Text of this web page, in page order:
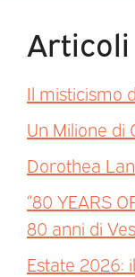
Il misticismo
Un Milione di
Dorothea
“80 YEARS
80 anni di
Estate 2026: